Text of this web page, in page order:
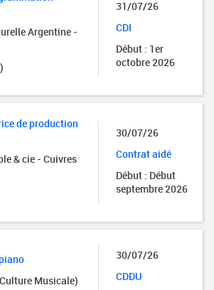
Argentine -
31/07/26
CDI
Début : 1er
octobre 2026
de production
& cie - Cuivres
30/07/26
Contrat aidé
Début : Début
septembre 2026
Musicale)
30/07/26
CDDU